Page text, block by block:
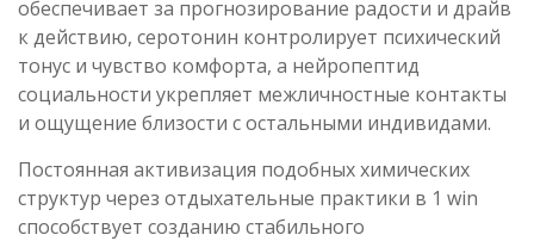
обеспечивает за прогнозирование радости и драйв
к действию, серотонин контролирует психический
тонус и чувство комфорта, а нейропептид
социальности укрепляет межличностные контакты
и ощущение близости с остальными индивидами.
Постоянная активизация подобных химических
структур через отдыхательные практики в 1 win
способствует созданию стабильного